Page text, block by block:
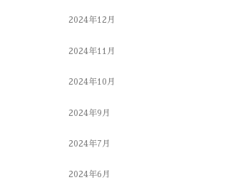
2024年12月
2024年11月
2024年10月
2024年9月
2024年7月
2024年6月